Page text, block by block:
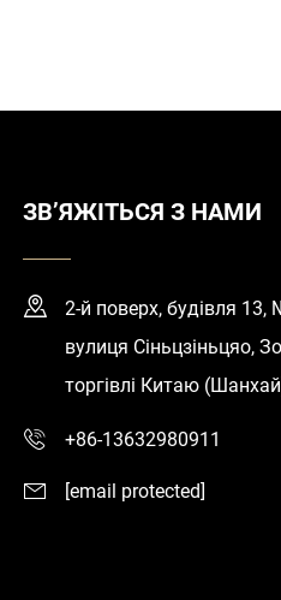
ЗВ’ЯЖІТЬСЯ З НАМИ
2-й поверх, будівля 13,
вулиця Сіньцзіньцяо,
торгівлі Китаю
+86-13632980911
[email protected]